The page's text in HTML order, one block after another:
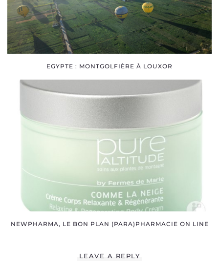
EGYPTE : MONTGOLFIÈRE À LOUXOR
NEWPHARMA, LE BON PLAN (PARA)PHARMACIE ON LINE
LEAVE A REPLY